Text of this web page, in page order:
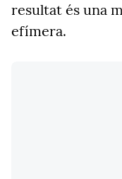
resultat és una
efímera.